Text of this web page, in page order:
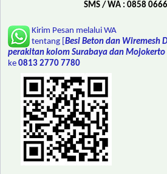
SMS / WA : 0858
Kirim Pesan melalui WA
tentang [ Besi Beton dan Wiremesh
perakitan kolom Surabaya dan Mojokerto
ke 0813 2770 7780